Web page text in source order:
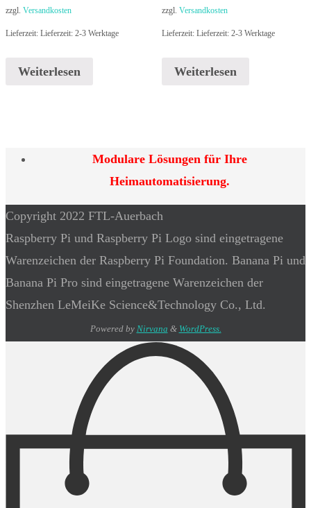
zzgl. Versandkosten
Lieferzeit: Lieferzeit: 2-3 Werktage
Weiterlesen
zzgl. Versandkosten
Lieferzeit: Lieferzeit: 2-3 Werktage
Weiterlesen
Modulare Lösungen für Ihre
Heimautomatisierung.
Copyright 2022 FTL-Auerbach
Raspberry Pi und Raspberry Pi Logo sind eingetragene
Warenzeichen der Raspberry Pi Foundation. Banana Pi und
Banana Pi Pro sind eingetragene Warenzeichen der
Shenzhen LeMeiKe Science&Technology Co., Ltd.
Powered by Nirvana & WordPress.